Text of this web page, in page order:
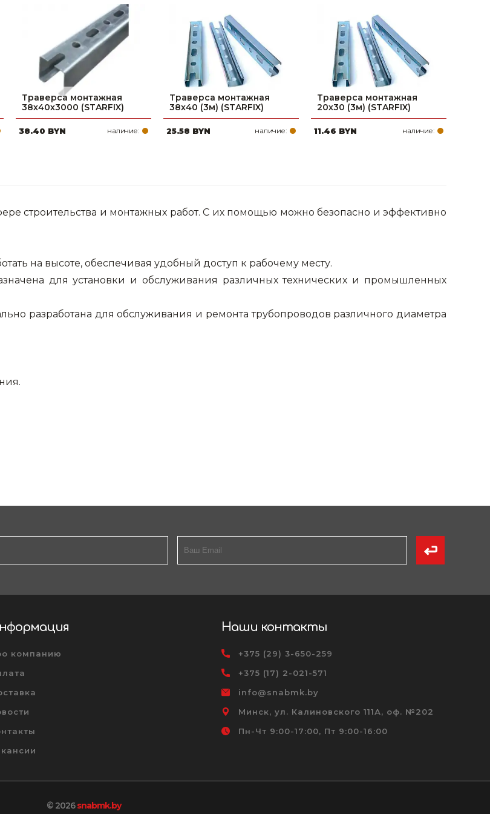
свиней
Чашечные кормушки
Чашечные поилки
Траверса монтажная
38х40х3000 (STARFIX)
38.40 BYN наличие:
Траверса монтажная
38х40 (3м) (STARFIX)
25.58 BYN наличие:
Траверса монтажная
20х30 (3м) (STARFIX)
11.46 BYN наличие:
строительства и монтажных работ. С их помощью можно безопасно и эффективно
на высоте, обеспечивая удобный доступ к рабочему месту.
для установки и обслуживания различных технических и промышленных
разработана для обслуживания и ремонта трубопроводов различного диаметра
компанию
Наши контакты
+375 (29) 3-650-259
+375 (17) 2-021-571
info@snabmk.by
Минск, ул. Калиновского 111А, оф. №202
Пн-Чт 9:00-17:00, Пт 9:00-16:00
© 2026snabmk.by